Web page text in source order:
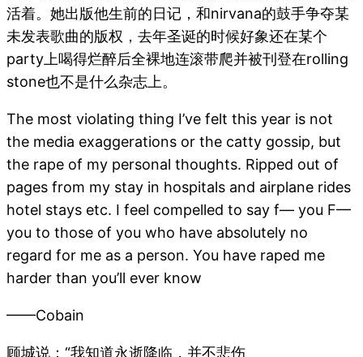
活着。她出版他生前的日记，和nirvana的鼓手争夺某
未发表歌曲的版权，去年圣诞的时候好象还在某个
party上喝得烂醉后全裸地连滚带爬并被刊登在rolling
stone也不是什么杂志上。
The most violating thing I’ve felt this year is not
the media exaggerations or the catty gossip, but
the rape of my personal thoughts. Ripped out of
pages from my stay in hospitals and airplane rides
hotel stays etc. I feel compelled to say f— you F—
you to those of you who have absolutely no
regard for me as a person. You have raped me
harder than you’ll ever know
——Cobain
顾城说：“我知道永逝降临，并不悲伤